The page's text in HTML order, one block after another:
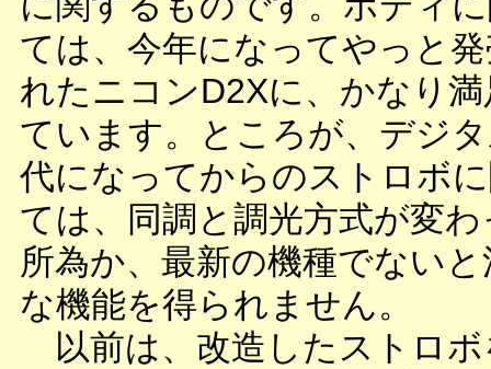
ては、今年になってやっと
れたニコンD2Xに、かなり
ています。ところが、デジ
代になってからのストロボ
ては、同調と調光方式が変わ
所為か、最新の機種でないと
な機能を得られません。
以前は、改造したストロボ